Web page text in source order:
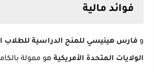
فوائد مالية
و فارس هينيسي للمنح الدراسية للطلاب
الولايات المتحدة الأمريكية هو ممولة